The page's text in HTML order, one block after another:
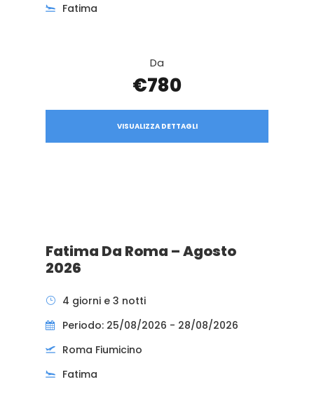
Fatima
Da
€780
VISUALIZZA DETTAGLI
Fatima Da Roma – Agosto
2026
4 giorni e 3 notti
Periodo: 25/08/2026 - 28/08/2026
Roma Fiumicino
Fatima